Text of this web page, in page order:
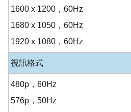
1600 x 1200，60Hz
1680 x 1050，60Hz
1920 x 1080，60Hz
視訊格式
480p，60Hz
576p，50Hz